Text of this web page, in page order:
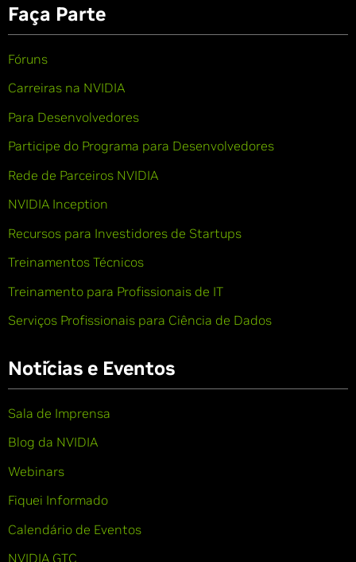
Faça Parte
Fóruns
Carreiras na NVIDIA
Para Desenvolvedores
Participe do Programa para Desenvolvedores
Rede de Parceiros NVIDIA
NVIDIA Inception
Recursos para Investidores de Startups
Treinamentos Técnicos
Treinamento para Profissionais de IT
Serviços Profissionais para Ciência de Dados
Notícias e Eventos
Sala de Imprensa
Blog da NVIDIA
Webinars
Fiquei Informado
Calendário de Eventos
NVIDIA GTC